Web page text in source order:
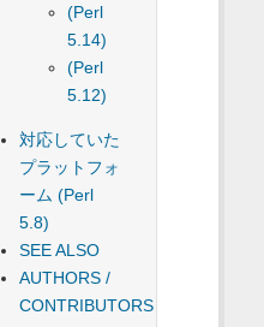
(Perl
5.14)
(Perl
5.12)
対応していた
プラットフォ
ーム (Perl
5.8)
SEE ALSO
AUTHORS /
CONTRIBUTORS